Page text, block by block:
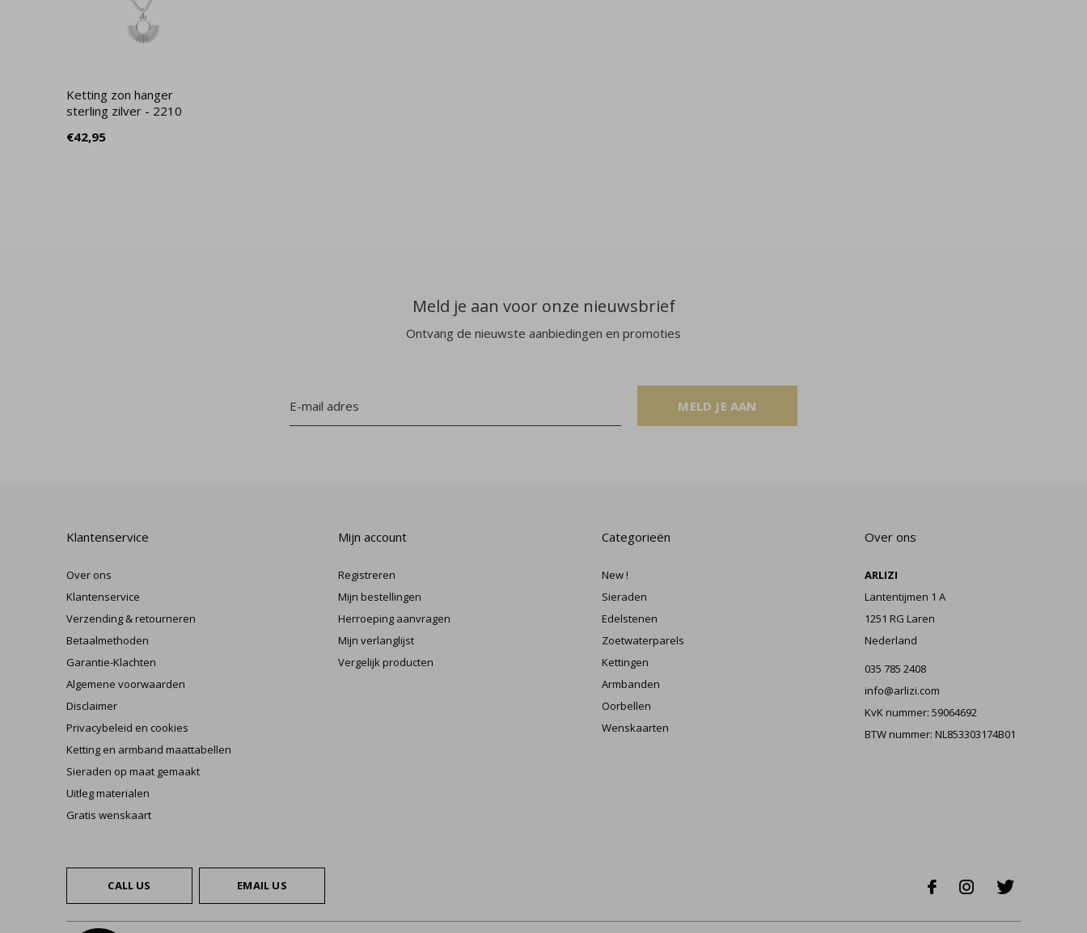
Ketting zon hanger
sterling zilver - 2210
€42,95
Meld je aan voor onze nieuwsbrief
Ontvang de nieuwste aanbiedingen en promoties
MELD JE AAN
Klantenservice
Over ons
Klantenservice
Verzending & retourneren
Betaalmethoden
Garantie-Klachten
Algemene voorwaarden
Disclaimer
Privacybeleid en cookies
Ketting en armband maattabellen
Sieraden op maat gemaakt
Uitleg materialen
Gratis wenskaart
Mijn account
Registreren
Mijn bestellingen
Herroeping aanvragen
Mijn verlanglijst
Vergelijk producten
Categorieën
New !
Sieraden
Edelstenen
Zoetwaterparels
Kettingen
Armbanden
Oorbellen
Wenskaarten
Over ons
ARLIZI
Lantentijmen 1 A
1251 RG Laren
Nederland
035 785 2408
info@arlizi.com
KvK nummer: 59064692
BTW nummer: NL853303174B01
CALL US EMAIL US